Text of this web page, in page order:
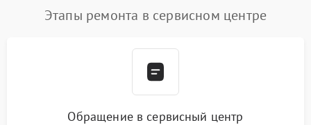
Этапы ремонта в сервисном центре
Обращение в сервисный центр